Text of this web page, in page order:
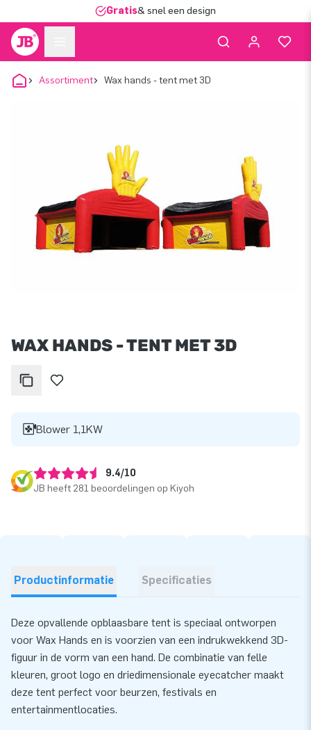
Gratis& snel een design
Assortiment Wax hands - tent met 3D
WAX HANDS - TENT MET 3D
Blower 1,1KW
9.4/10
JB heeft 281 beoordelingen op Kiyoh
Productinformatie Specificaties
Deze opvallende opblaasbare tent is speciaal ontworpen
voor Wax Hands en is voorzien van een indrukwekkend 3D-
figuur in de vorm van een hand. De combinatie van felle
kleuren, groot logo en driedimensionale eyecatcher maakt
deze tent perfect voor beurzen, festivals en
entertainmentlocaties.